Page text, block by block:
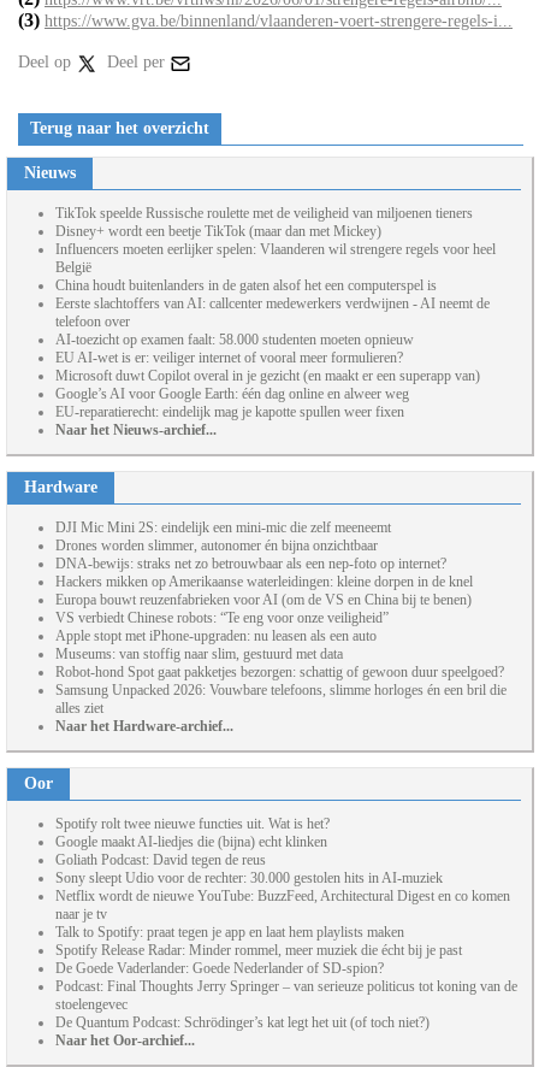
(3) https://www.gva.be/binnenland/vlaanderen-voert-strengere-regels-i...
Deel op Deel per
Terug naar het overzicht
Nieuws
TikTok speelde Russische roulette met de veiligheid van miljoenen tieners
Disney+ wordt een beetje TikTok (maar dan met Mickey)
Influencers moeten eerlijker spelen: Vlaanderen wil strengere regels voor heel
België
China houdt buitenlanders in de gaten alsof het een computerspel is
Eerste slachtoffers van AI: callcenter medewerkers verdwijnen - AI neemt de
telefoon over
AI-toezicht op examen faalt: 58.000 studenten moeten opnieuw
EU AI-wet is er: veiliger internet of vooral meer formulieren?
Microsoft duwt Copilot overal in je gezicht (en maakt er een superapp van)
Google’s AI voor Google Earth: één dag online en alweer weg
EU-reparatierecht: eindelijk mag je kapotte spullen weer fixen
Naar het Nieuws-archief...
Hardware
DJI Mic Mini 2S: eindelijk een mini-mic die zelf meeneemt
Drones worden slimmer, autonomer én bijna onzichtbaar
DNA-bewijs: straks net zo betrouwbaar als een nep-foto op internet?
Hackers mikken op Amerikaanse waterleidingen: kleine dorpen in de knel
Europa bouwt reuzenfabrieken voor AI (om de VS en China bij te benen)
VS verbiedt Chinese robots: “Te eng voor onze veiligheid”
Apple stopt met iPhone-upgraden: nu leasen als een auto
Museums: van stoffig naar slim, gestuurd met data
Robot-hond Spot gaat pakketjes bezorgen: schattig of gewoon duur speelgoed?
Samsung Unpacked 2026: Vouwbare telefoons, slimme horloges én een bril die
alles ziet
Naar het Hardware-archief...
Oor
Spotify rolt twee nieuwe functies uit. Wat is het?
Google maakt AI-liedjes die (bijna) echt klinken
Goliath Podcast: David tegen de reus
Sony sleept Udio voor de rechter: 30.000 gestolen hits in AI-muziek
Netflix wordt de nieuwe YouTube: BuzzFeed, Architectural Digest en co komen
naar je tv
Talk to Spotify: praat tegen je app en laat hem playlists maken
Spotify Release Radar: Minder rommel, meer muziek die écht bij je past
De Goede Vaderlander: Goede Nederlander of SD-spion?
Podcast: Final Thoughts Jerry Springer – van serieuze politicus tot koning van de
stoelengevec
De Quantum Podcast: Schrödinger’s kat legt het uit (of toch niet?)
Naar het Oor-archief...